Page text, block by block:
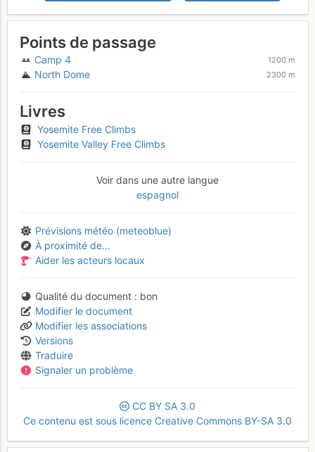
Points de passage
Camp 4 1200 m
North Dome 2300 m
Livres
Yosemite Free Climbs
Yosemite Valley Free Climbs
Voir dans une autre langue
espagnol
Prévisions météo (meteoblue)
À proximité de...
Aider les acteurs locaux
Qualité du document
bon
Modifier le document
Modifier les associations
Versions
Traduire
Signaler un problème
CC BY SA 3.0
Ce contenu est sous licence Creative Commons BY-SA 3.0